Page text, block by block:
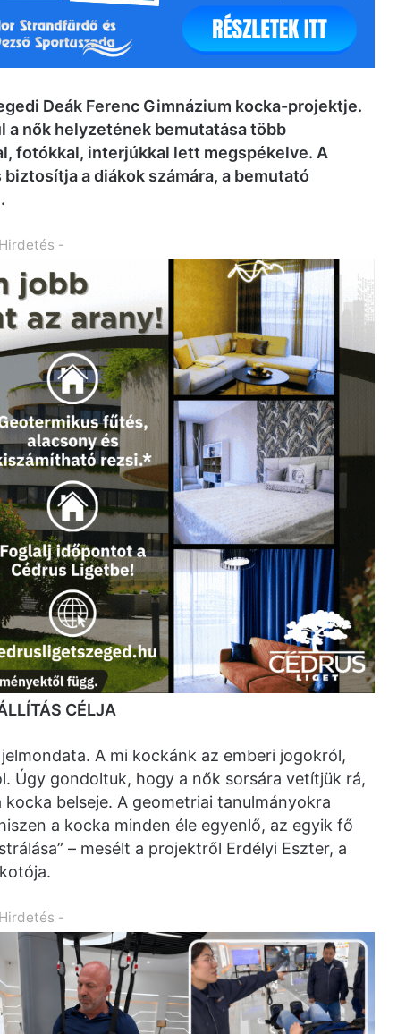
Deák Ferenc Gimnázium kocka-projektje.
a nők helyzetének bemutatása több
fotókkal, interjúkkal lett megspékelve. A
a diákok számára, a bemutató
-
CÉLJA
A mi kockánk az emberi jogokról,
Úgy gondoltuk, hogy a nők sorsára vetítjük rá,
belseje. A geometriai tanulmányokra
a kocka minden éle egyenlő, az egyik fő
– mesélt a projektről Erdélyi Eszter, a
-